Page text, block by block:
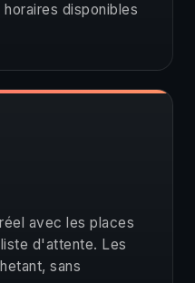
disponibles
avec les places
d'attente. Les
sans